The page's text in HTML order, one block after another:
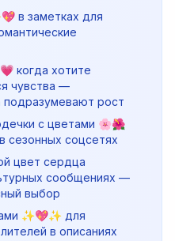
в заметках для
когда хотите
чувства —
рост
с цветами 🌸🌺
сезонных соцсетях
цвет сердца
сообщениях —
выбор
✨💖✨ для
в описаниях